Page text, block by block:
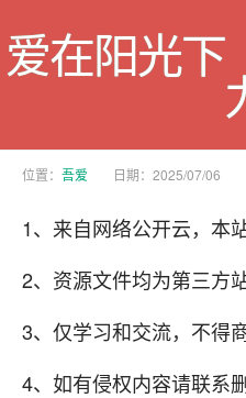
爱在阳光下
位置： 吾爱 日期：2025/07/06
1、来自网络公开云，本
2、资源文件均为第三方
3、仅学习和交流，不得
4、如有侵权内容请联系删